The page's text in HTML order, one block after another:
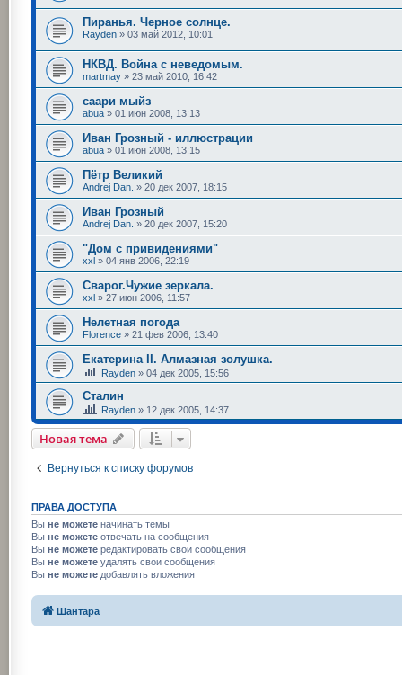
Пиранья. Черное солнце.
Rayden » 03 май 2012, 10:01
НКВД. Война с неведомым.
martmay » 23 май 2010, 16:42
саари мыйз
abua » 01 июн 2008, 13:13
Иван Грозный - иллюстрации
abua » 01 июн 2008, 13:15
Пётр Великий
Andrej Dan. » 20 дек 2007, 18:15
Иван Грозный
Andrej Dan. » 20 дек 2007, 15:20
"Дом с привидениями"
xxl » 04 янв 2006, 22:19
Сварог.Чужие зеркала.
xxl » 27 июн 2006, 11:57
Нелетная погода
Florence » 21 фев 2006, 13:40
Екатерина II. Алмазная золушка.
Rayden » 04 дек 2005, 15:56
Сталин
Rayden » 12 дек 2005, 14:37
Новая тема
Вернуться к списку форумов
ПРАВА ДОСТУПА
Вы не можете начинать темы
Вы не можете отвечать на сообщения
Вы не можете редактировать свои сообщения
Вы не можете удалять свои сообщения
Вы не можете добавлять вложения
Шантара